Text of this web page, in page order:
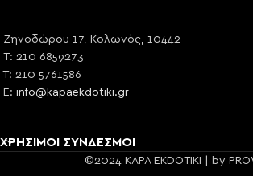
Ζηνοδώρου 17, Κολωνός, 10442
T: 210 6859273
T: 210 5761586
E: info@kapaekdotiki.gr
ΧΡΗΣΙΜΟΙ ΣΥΝΔΕΣΜΟΙ
©2024 KAPA EKDOTIKI | by